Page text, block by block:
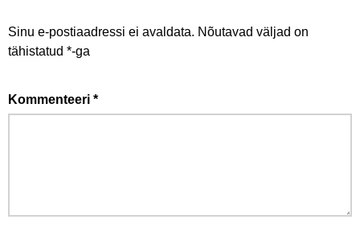
Sinu e-postiaadressi ei avaldata. Nõutavad väljad on
tähistatud *-ga
Kommenteeri *